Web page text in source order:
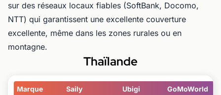
sur des réseaux locaux fiables (SoftBank, Docomo,
NTT) qui garantissent une excellente couverture
excellente, même dans les zones rurales ou en
montagne.
Thaïlande
Marque Saily Ubigi GoMoWorld